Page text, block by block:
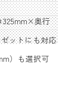
325mm×奥行
ットにも対応
）も選択可